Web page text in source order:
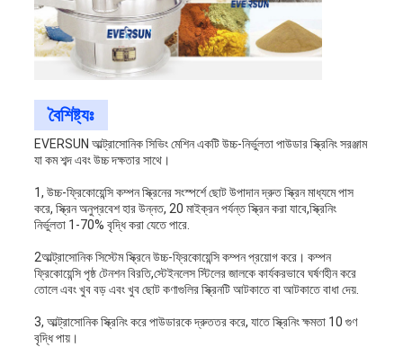
বৈশিষ্ট্যঃ
EVERSUN আল্ট্রাসোনিক সিভিং মেশিন একটি উচ্চ-নির্ভুলতা পাউডার স্ক্রিনিং সরঞ্জাম
যা কম শব্দ এবং উচ্চ দক্ষতার সাথে।
1, উচ্চ-ফ্রিকোয়েন্সি কম্পন স্ক্রিনের সংস্পর্শে ছোট উপাদান দ্রুত স্ক্রিন মাধ্যমে পাস
করে, স্ক্রিন অনুপ্রবেশ হার উন্নত, 20 মাইক্রন পর্যন্ত স্ক্রিন করা যাবে,স্ক্রিনিং
নির্ভুলতা 1-70% বৃদ্ধি করা যেতে পারে.
2আল্ট্রাসোনিক সিস্টেম স্ক্রিনে উচ্চ-ফ্রিকোয়েন্সি কম্পন প্রয়োগ করে। কম্পন
ফ্রিকোয়েন্সি পৃষ্ঠ টেনশন বিরতি,স্টেইনলেস স্টিলের জালকে কার্যকরভাবে ঘর্ষণহীন করে
তোলে এবং খুব বড় এবং খুব ছোট কণাগুলির স্ক্রিনটি আটকাতে বা আটকাতে বাধা দেয়.
3, আল্ট্রাসোনিক স্ক্রিনিং করে পাউডারকে দ্রুততর করে, যাতে স্ক্রিনিং ক্ষমতা 10 গুণ
বৃদ্ধি পায়।